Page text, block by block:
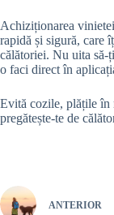
Achiziționarea
rapidă și sigură, care
călătoriei. Nu uita să-
o faci direct în
Evită cozile, plățile
pregătește-te de
ANTERIOR